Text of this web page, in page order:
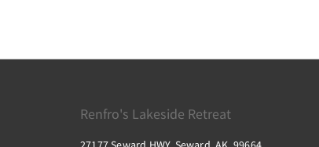
Renfro's Lakeside Retreat